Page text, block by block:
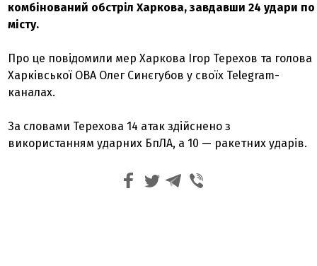
комбінований обстріл Харкова, завдавши 24 удари по
місту.
Про це повідомили мер Харкова Ігор Терехов та голова
Харківської ОВА Олег Синєгубов у своїх Telegram-
каналах.
За словами Терехова 14 атак здійснено з
використанням ударних БпЛА, а 10 — ракетних ударів.